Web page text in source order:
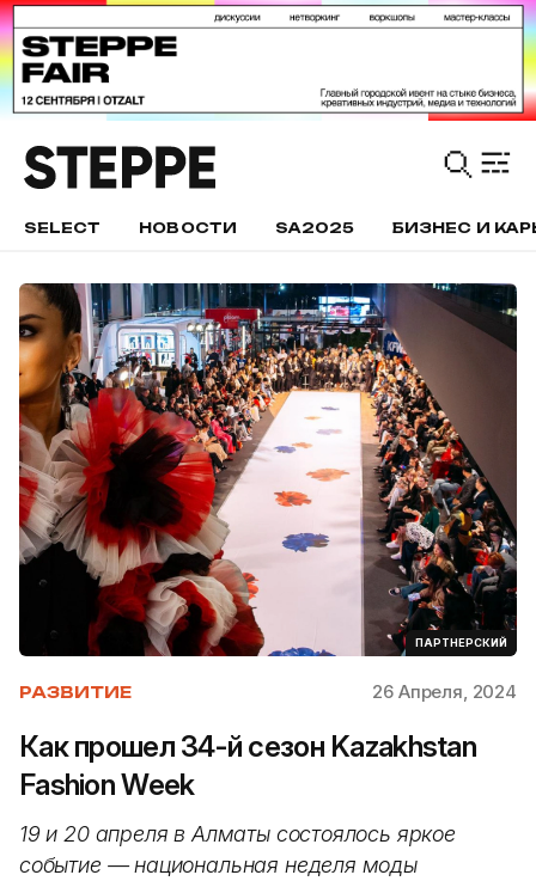
SELECT НОВОСТИ SA2025 БИЗНЕС И
ПАРТНЕРСКИЙ
РАЗВИТИЕ 26 Апреля, 2024
Как прошел 34-й сезон Kazakhstan
Fashion Week
19 и 20 апреля в Алматы состоялось яркое
событие — национальная неделя моды